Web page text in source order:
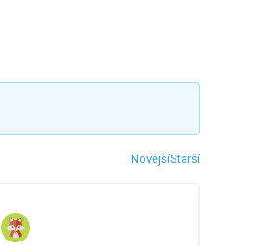
NovějšíStarší